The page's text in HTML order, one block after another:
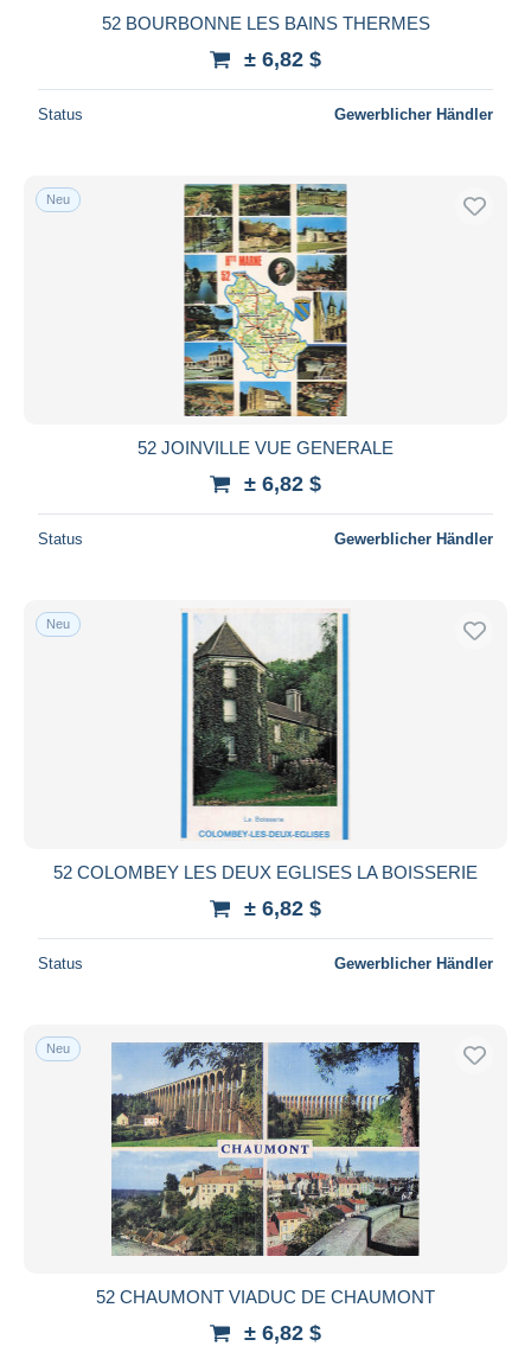
52 BOURBONNE LES BAINS THERMES
± 6,82 $
Status Gewerblicher Händler
Neu
52 JOINVILLE VUE GENERALE
± 6,82 $
Status Gewerblicher Händler
Neu
52 COLOMBEY LES DEUX EGLISES LA BOISSERIE
± 6,82 $
Status Gewerblicher Händler
Neu
52 CHAUMONT VIADUC DE CHAUMONT
± 6,82 $